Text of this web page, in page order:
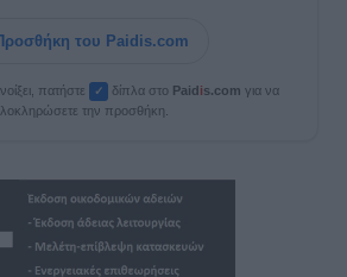
του Paidis.com
πατήστε ✓ δίπλα στο Paidis.com για να
την προσθήκη.